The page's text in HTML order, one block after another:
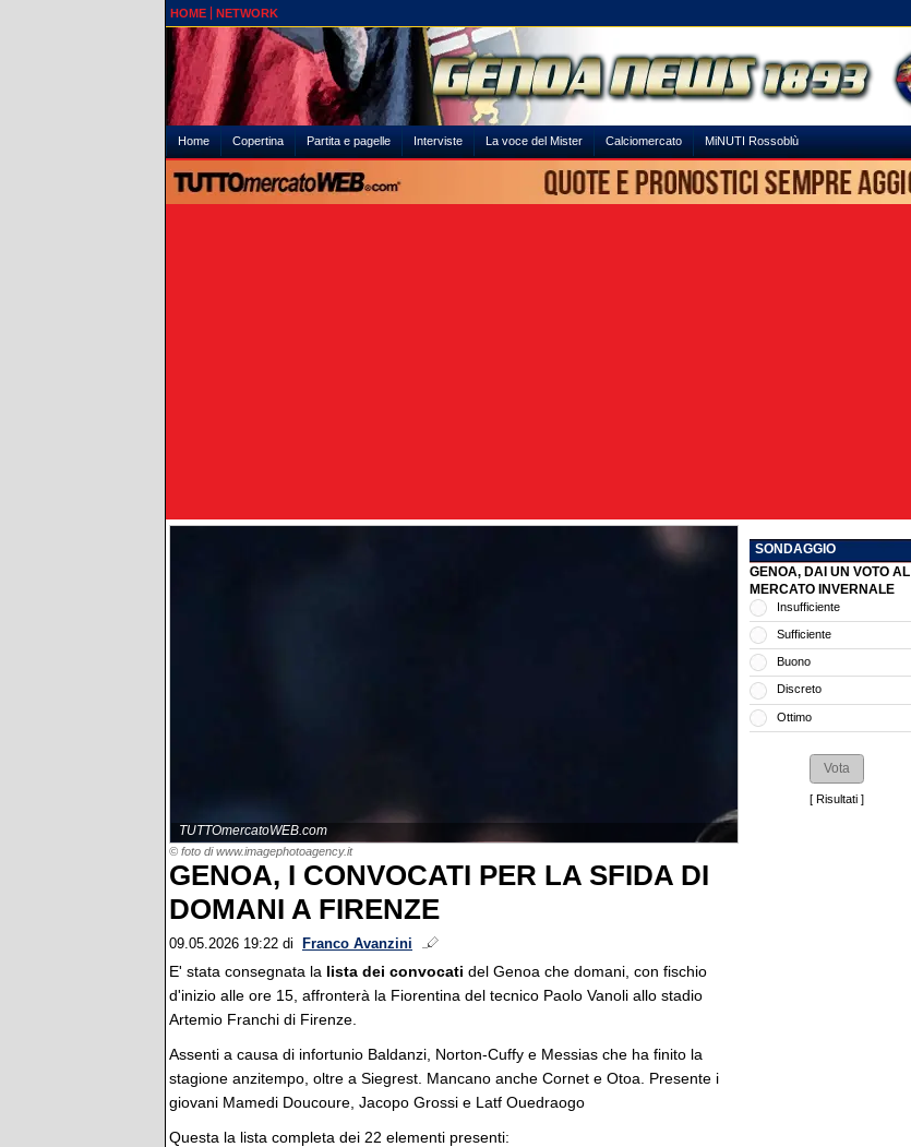
HOME NETWORK
Home Copertina Partita e pagelle Interviste La voce del Mister Calciomercato MiNUTI Rossoblù
TUTTOmercatoWEB.com
© foto di www.imagephotoagency.it
GENOA, I CONVOCATI PER LA SFIDA DI
DOMANI A FIRENZE
09.05.2026 19:22 di Franco Avanzini
E' stata consegnata la lista dei convocati del Genoa che domani, con fischio
d'inizio alle ore 15, affronterà la Fiorentina del tecnico Paolo Vanoli allo stadio
Artemio Franchi di Firenze.
Assenti a causa di infortunio Baldanzi, Norton-Cuffy e Messias che ha finito la
stagione anzitempo, oltre a Siegrest. Mancano anche Cornet e Otoa. Presente i
giovani Mamedi Doucoure, Jacopo Grossi e Latf Ouedraogo
Questa la lista completa dei 22 elementi presenti:
SONDAGGIO
GENOA, DAI UN VOTO AL
MERCATO INVERNALE
Insufficiente
Sufficiente
Buono
Discreto
Ottimo
[ Risultati ]